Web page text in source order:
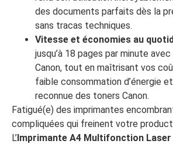
des documents parfaits dès la
sans tracas techniques.
Vitesse et économies au
jusqu’à 18 pages par minute
Canon, tout en maîtrisant vos
faible consommation d’énergie
reconnue des toners Canon.
Fatigué(e) des imprimantes
compliquées qui freinent votre
L’Imprimante A4 Multifonction